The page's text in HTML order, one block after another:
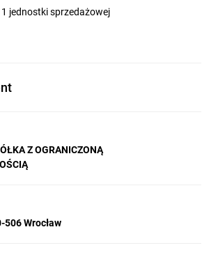
1 jednostki sprzedażowej
Z OGRANICZONĄ
506 Wrocław